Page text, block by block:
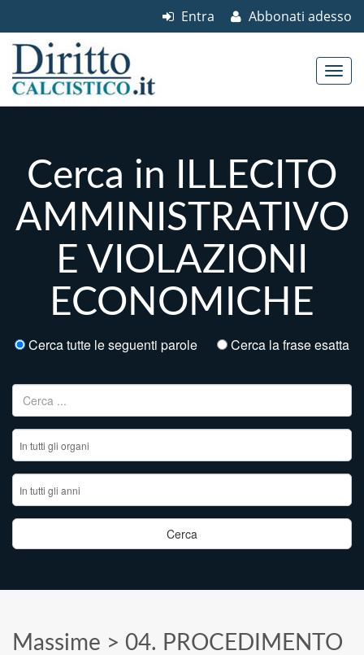
Abbonati adesso
Entra
Cerca in ILLECITO
AMMINISTRATIVO
E VIOLAZIONI
ECONOMICHE
Cerca tutte le seguenti parole Cerca la frase esatta
Ricerca per:
Massime > 04. PROCEDIMENTO